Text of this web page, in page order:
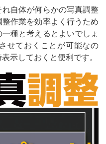
れ自体が何らかの写真調整
作業を効率よく行うため
種と考えるとよいでしょ
せておくことが可能なの
示しておくと便利です。